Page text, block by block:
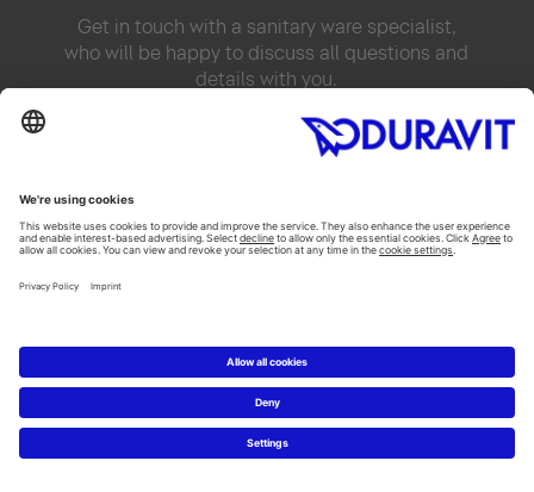
Get in touch with a sanitary ware specialist,
who will be happy to discuss all questions and
details with you.
20 km